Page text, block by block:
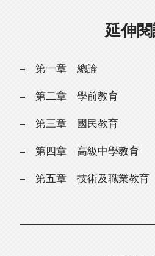
延伸
第一章 總論
第二章 學前教育
第三章 國民教育
第四章 高級中學教育
第五章 技術及職業教育